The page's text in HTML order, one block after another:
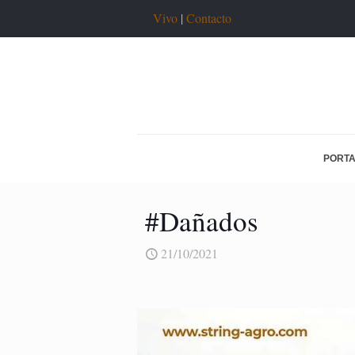
Vivo | Contacto
#Dañados
21/10/2021